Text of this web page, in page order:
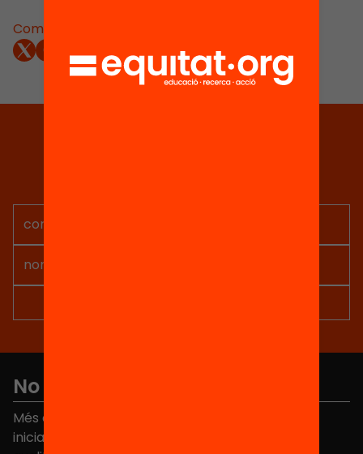
Comparteix:
No et perdis res
Més de 40.000 persones ja han triat Equitat. Rep
iniciatives, propostes i projectes per millorar la